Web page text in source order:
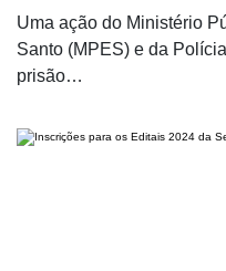
Uma ação do Ministério
Santo (MPES) e da
prisão…